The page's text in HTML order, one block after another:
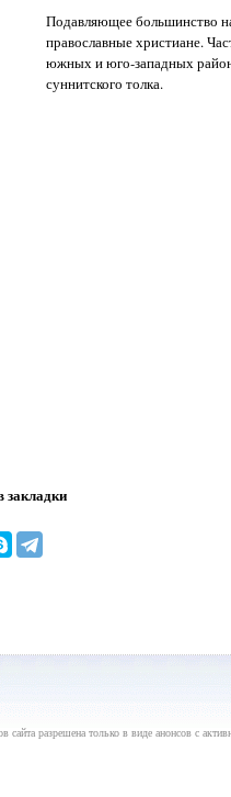
Подавляющее большинство
православные христиане.
южных и юго-западных
суннитского толка.
закладки
сайта разрешена только в виде анонсов с